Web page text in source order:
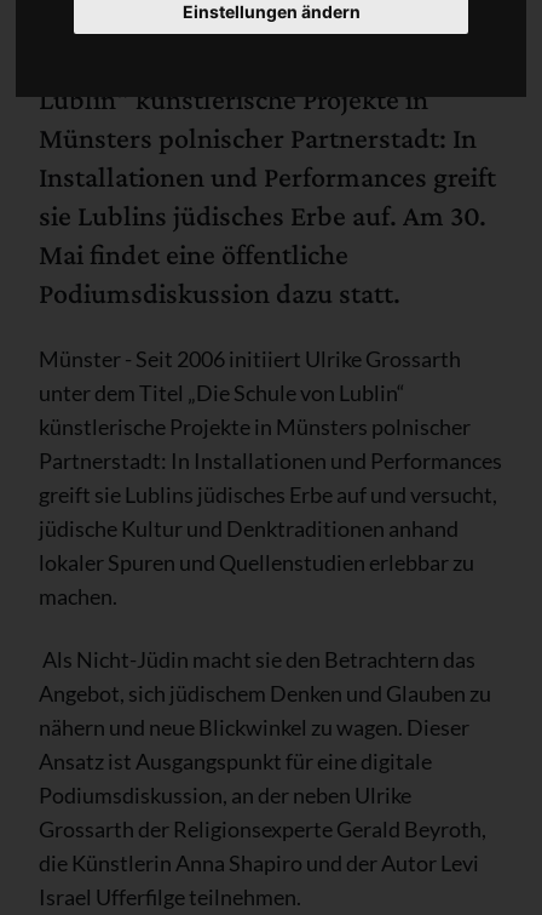
Einstellungen ändern
Seit 2006 initiiert Ulrike Grossarth
Lublin" künstlerische Projekte in
Münsters polnischer Partnerstadt: In
Installationen und Performances greift
sie Lublins jüdisches Erbe auf. Am 30.
Mai findet eine öffentliche
Podiumsdiskussion dazu statt.
Münster - Seit 2006 initiiert Ulrike Grossarth
unter dem Titel „Die Schule von Lublin“
künstlerische Projekte in Münsters polnischer
Partnerstadt: In Installationen und Performances
greift sie Lublins jüdisches Erbe auf und versucht,
jüdische Kultur und Denktraditionen anhand
lokaler Spuren und Quellenstudien erlebbar zu
machen.
Als Nicht-Jüdin macht sie den Betrachtern das
Angebot, sich jüdischem Denken und Glauben zu
nähern und neue Blickwinkel zu wagen. Dieser
Ansatz ist Ausgangspunkt für eine digitale
Podiumsdiskussion, an der neben Ulrike
Grossarth der Religionsexperte Gerald Beyroth,
die Künstlerin Anna Shapiro und der Autor Levi
Israel Ufferfilge teilnehmen.